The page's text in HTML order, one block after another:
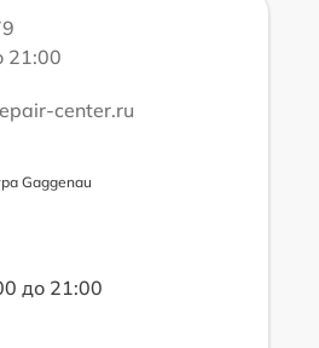
21:00
center.ru
Gaggenau
до 21:00